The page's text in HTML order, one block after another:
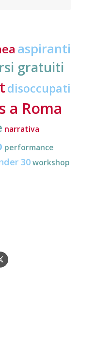
aspiranti
gratuiti
disoccupati
a Roma
narrativa
performance
30workshop